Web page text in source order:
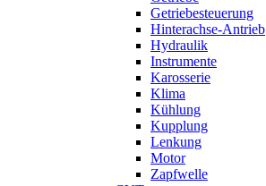
Getriebesteuerung
Hinterachse-Antrieb
Hydraulik
Instrumente
Karosserie
Klima
Kühlung
Kupplung
Lenkung
Motor
Zapfwelle